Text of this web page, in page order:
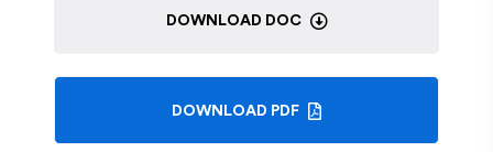
DOWNLOAD DOC
DOWNLOAD PDF